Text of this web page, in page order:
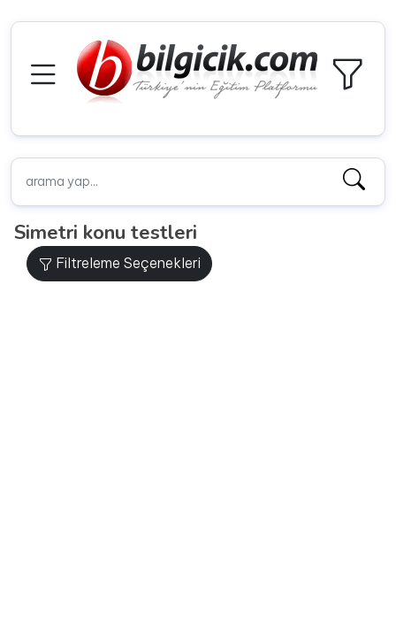
Simetri konu testleri
Filtreleme Seçenekleri